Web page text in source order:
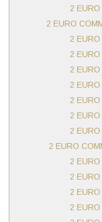
2
2 EURO
2
2
2
2
2
2
2
2 EURO
2
2
2
2